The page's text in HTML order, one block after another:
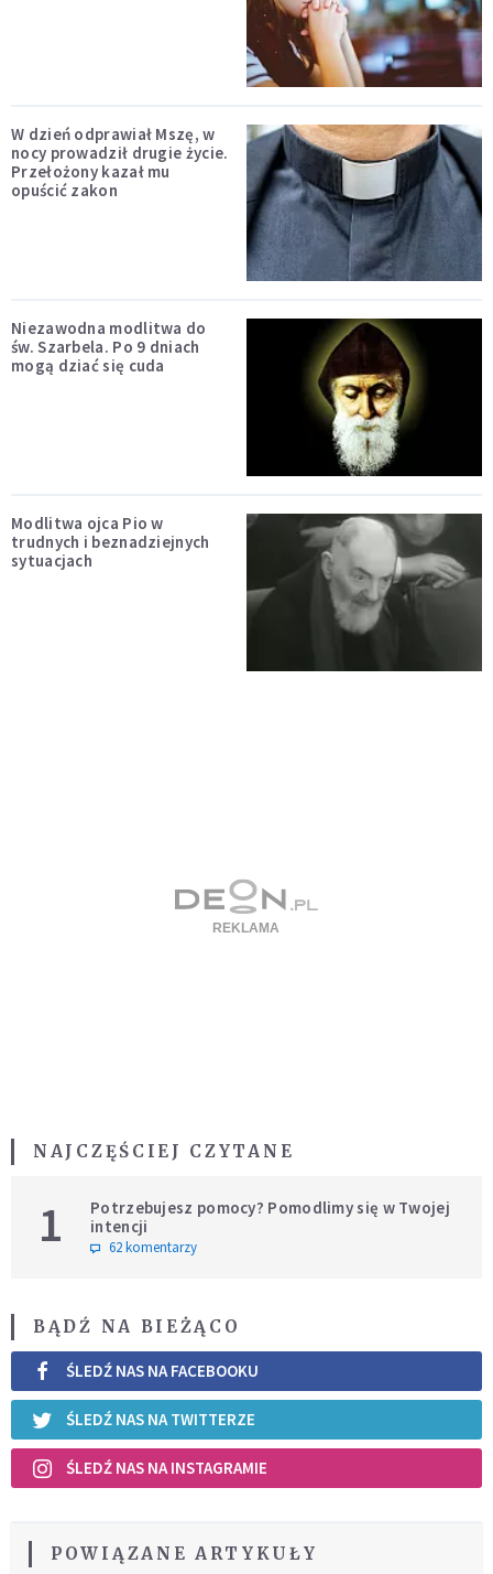
W dzień odprawiał Mszę, w
nocy prowadził drugie życie.
Przełożony kazał mu
opuścić zakon
Niezawodna modlitwa do
św. Szarbela. Po 9 dniach
mogą dziać się cuda
Modlitwa ojca Pio w
trudnych i beznadziejnych
sytuacjach
NAJCZĘŚCIEJ CZYTANE
1
Potrzebujesz pomocy? Pomodlimy się w Twojej
intencji
62 komentarzy
BĄDŹ NA BIEŻĄCO
ŚLEDŹ NAS NA FACEBOOKU
ŚLEDŹ NAS NA TWITTERZE
ŚLEDŹ NAS NA INSTAGRAMIE
POWIĄZANE ARTYKUŁY